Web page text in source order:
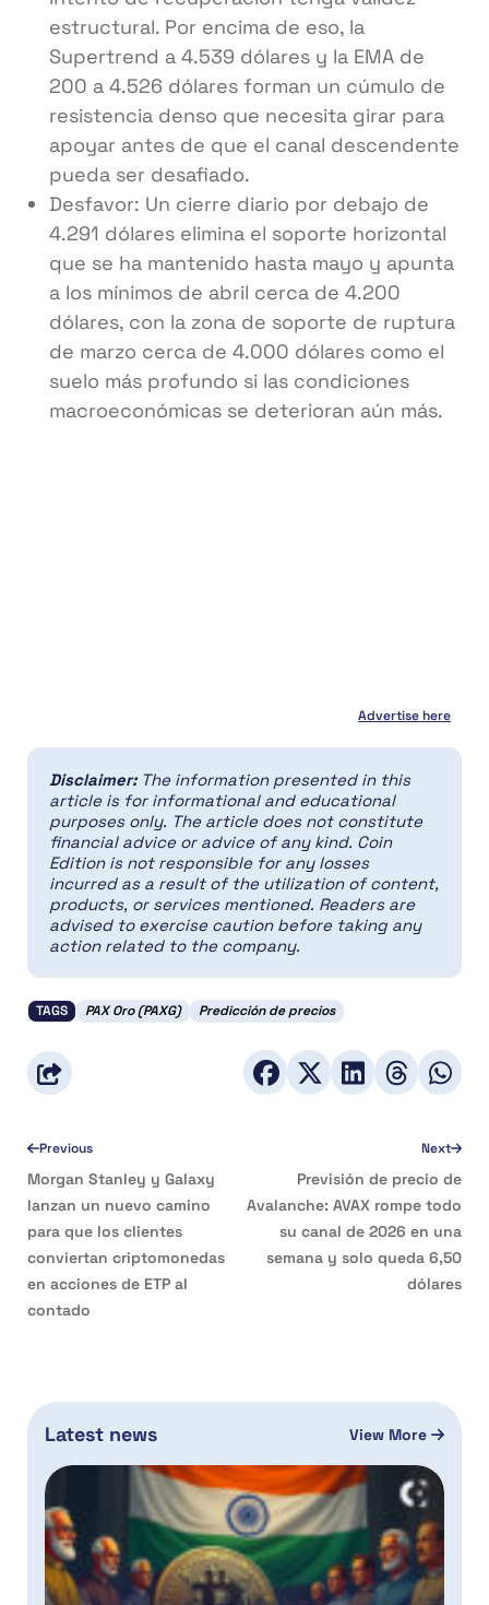
estructural. Por encima de eso, la
Supertrend a 4.539 dólares y la EMA de
200 a 4.526 dólares forman un cúmulo de
resistencia denso que necesita girar para
apoyar antes de que el canal descendente
pueda ser desafiado.
Desfavor: Un cierre diario por debajo de
4.291 dólares elimina el soporte horizontal
que se ha mantenido hasta mayo y apunta
a los mínimos de abril cerca de 4.200
dólares, con la zona de soporte de ruptura
de marzo cerca de 4.000 dólares como el
suelo más profundo si las condiciones
macroeconómicas se deterioran aún más.
Advertise here
Disclaimer: The information presented in this
article is for informational and educational
purposes only. The article does not constitute
financial advice or advice of any kind. Coin
Edition is not responsible for any losses
incurred as a result of the utilization of content,
products, or services mentioned. Readers are
advised to exercise caution before taking any
action related to the company.
TAGS PAX Oro (PAXG) Predicción de precios
Previous
Morgan Stanley y Galaxy
lanzan un nuevo camino
para que los clientes
conviertan criptomonedas
en acciones de ETP al
contado
Next
Previsión de precio de
Avalanche: AVAX rompe todo
su canal de 2026 en una
semana y solo queda 6,50
dólares
Latest news View More